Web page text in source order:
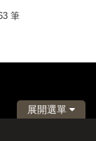
筆
展開選單